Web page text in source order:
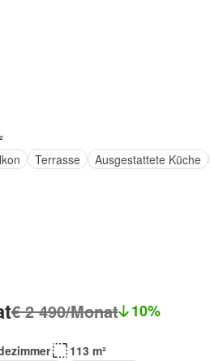
Terrasse Ausgestattete Küche
€ 2 490/Monat 10%
113 m²